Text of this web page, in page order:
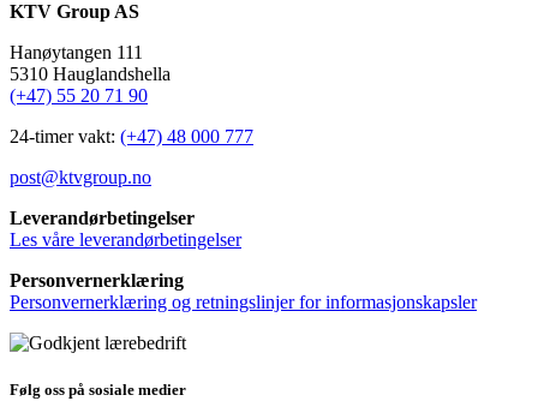
KTV Group AS
Hanøytangen 111
5310 Hauglandshella
(+47) 55 20 71 90
24-timer vakt: (+47) 48 000 777
post@ktvgroup.no
Leverandørbetingelser
Les våre leverandørbetingelser
Personvernerklæring
Personvernerklæring og retningslinjer for informasjonskapsler
Følg oss på sosiale medier